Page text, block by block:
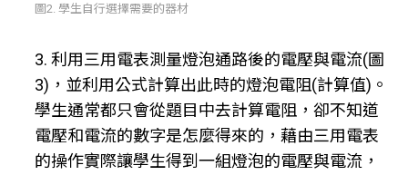
圖2. 學生自行選擇需要的器材
3. 利用三用電表測量燈泡通路後的電壓與電流(圖
3)，並利用公式計算出此時的燈泡電阻(計算值)。
學生通常都只會從題目中去計算電阻，卻不知道
電壓和電流的數字是怎麼得來的，藉由三用電表
的操作實際讓學生得到一組燈泡的電壓與電流，